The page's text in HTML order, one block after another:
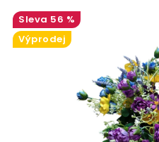
56 %
Výprodej